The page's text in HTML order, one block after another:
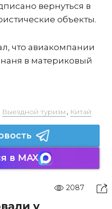
вернуться в
объекты.
что авиакомпании
в материковый
Выездной туризм , Китай
в MAX
2087